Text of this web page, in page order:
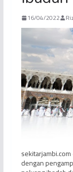
16/04/2022
dengan